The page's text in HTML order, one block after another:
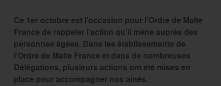
Ce 1er octobre est l’occasion pour l’Ordre de Malte
France de rappeler l’action qu’il mène auprès des
personnes âgées. Dans les établissements de
l’Ordre de Malte France et dans de nombreuses
Délégations, plusieurs actions ont été mises en
place pour accompagner nos ainés.